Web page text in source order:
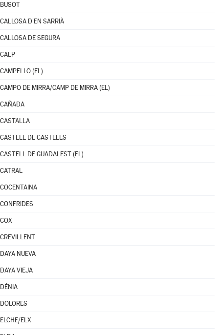
BUSOT
CALLOSA D'EN SARRIÀ
CALLOSA DE SEGURA
CALP
CAMPELLO (EL)
CAMPO DE MIRRA/CAMP DE MIRRA (EL)
CAÑADA
CASTALLA
CASTELL DE CASTELLS
CASTELL DE GUADALEST (EL)
CATRAL
COCENTAINA
CONFRIDES
COX
CREVILLENT
DAYA NUEVA
DAYA VIEJA
DÉNIA
DOLORES
ELCHE/ELX